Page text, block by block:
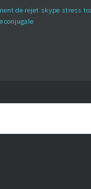
de rejet skype stress tcc
conjugale